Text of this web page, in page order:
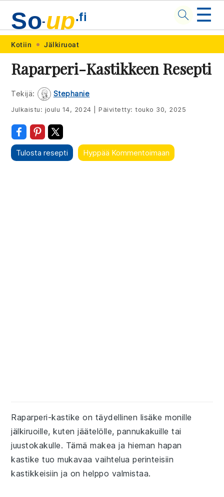
Skip
primary
navigation
Skip
main
content
Skip
primary
sidebar
Skip
footer
So-up.fi ☰
Kotiin Jälkiruoat
Raparperi-Kastikkeen Resepti
Tekijä: Stephanie
Julkaistu: joulu 14, 2024 Päivitetty:touko 30, 2025
Tulosta resepti Hyppää Kommentoimaan
Raparperi-kastike on täydellinen lisäke monille
jälkiruoille, kuten jäätelölle, pannukakuille tai
juustokakulle. Tämä makea ja hieman hapan
kastike tuo mukavaa vaihtelua perinteisiin
kastikkeisiin ja on helppo valmistaa.